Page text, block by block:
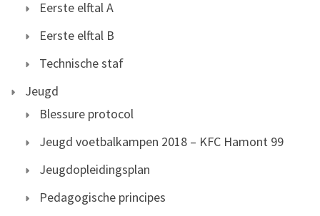
Eerste elftal A
Eerste elftal B
Technische staf
Jeugd
Blessure protocol
Jeugd voetbalkampen 2018 – KFC Hamont 99
Jeugdopleidingsplan
Pedagogische principes